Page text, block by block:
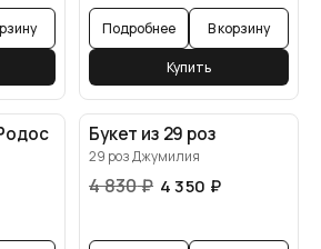
Подробнее В корзину
Купить
Букет из 29 роз
29 роз Джумилия
4 830₽ 4 350 ₽